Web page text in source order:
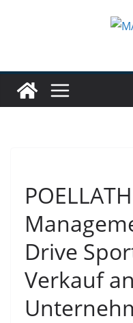
Drive
Verkauf